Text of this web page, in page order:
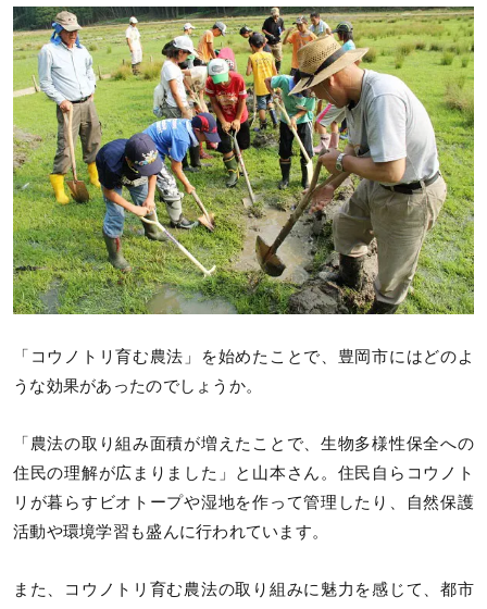
「コウノトリ育む農法」を始めたことで、豊岡市にはどのよ
うな効果があったのでしょうか。
「農法の取り組み面積が増えたことで、生物多様性保全への
住民の理解が広まりました」と山本さん。住民自らコウノト
リが暮らすビオトープや湿地を作って管理したり、自然保護
活動や環境学習も盛んに行われています。
また、コウノトリ育む農法の取り組みに魅力を感じて、都市